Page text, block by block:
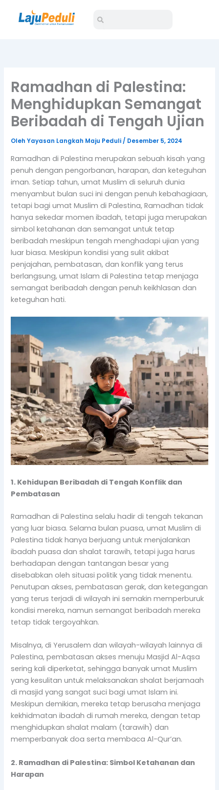
Search
Ramadhan di Palestina:
Menghidupkan Semangat
Beribadah di Tengah Ujian
OlehYayasan Langkah Maju Peduli/ Desember 5, 2024
Ramadhan di Palestina merupakan sebuah kisah yang
penuh dengan pengorbanan, harapan, dan keteguhan
iman. Setiap tahun, umat Muslim di seluruh dunia
menyambut bulan suci ini dengan penuh kebahagiaan,
tetapi bagi umat Muslim di Palestina, Ramadhan tidak
hanya sekedar momen ibadah, tetapi juga merupakan
simbol ketahanan dan semangat untuk tetap
beribadah meskipun tengah menghadapi ujian yang
luar biasa. Meskipun kondisi yang sulit akibat
penjajahan, pembatasan, dan konflik yang terus
berlangsung, umat Islam di Palestina tetap menjaga
semangat beribadah dengan penuh keikhlasan dan
keteguhan hati.
1. Kehidupan Beribadah di Tengah Konflik dan
Pembatasan
Ramadhan di Palestina selalu hadir di tengah tekanan
yang luar biasa. Selama bulan puasa, umat Muslim di
Palestina tidak hanya berjuang untuk menjalankan
ibadah puasa dan shalat tarawih, tetapi juga harus
berhadapan dengan tantangan besar yang
disebabkan oleh situasi politik yang tidak menentu.
Penutupan akses, pembatasan gerak, dan ketegangan
yang terus terjadi di wilayah ini semakin memperburuk
kondisi mereka, namun semangat beribadah mereka
tetap tidak tergoyahkan.
Misalnya, di Yerusalem dan wilayah-wilayah lainnya di
Palestina, pembatasan akses menuju Masjid Al-Aqsa
sering kali diperketat, sehingga banyak umat Muslim
yang kesulitan untuk melaksanakan shalat berjamaah
di masjid yang sangat suci bagi umat Islam ini.
Meskipun demikian, mereka tetap berusaha menjaga
kekhidmatan ibadah di rumah mereka, dengan tetap
menghidupkan shalat malam (tarawih) dan
memperbanyak doa serta membaca Al-Qur’an.
2. Ramadhan di Palestina: Simbol Ketahanan dan
Harapan